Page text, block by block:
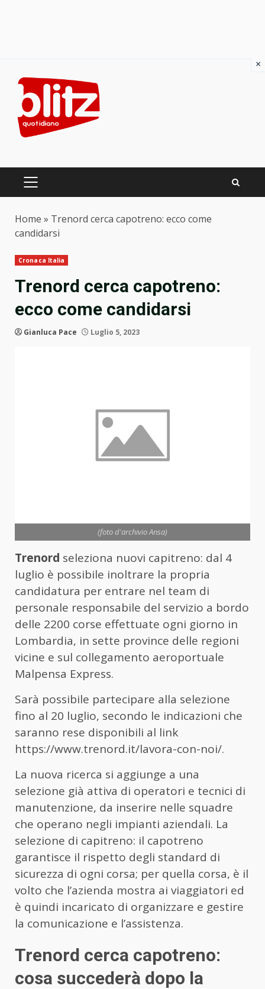
content
PRIMARY
Home » Trenord cerca capotreno: ecco come
candidarsi
Cronaca Italia
Trenord cerca capotreno:
ecco come candidarsi
Gianluca Pace Luglio 5, 2023
(foto d'archivio Ansa)
Trenord seleziona nuovi capitreno: dal 4
luglio è possibile inoltrare la propria
candidatura per entrare nel team di
personale responsabile del servizio a bordo
delle 2200 corse effettuate ogni giorno in
Lombardia, in sette province delle regioni
vicine e sul collegamento aeroportuale
Malpensa Express.
Sarà possibile partecipare alla selezione
fino al 20 luglio, secondo le indicazioni che
saranno rese disponibili al link
https://www.trenord.it/lavora-con-noi/.
La nuova ricerca si aggiunge a una
selezione già attiva di operatori e tecnici di
manutenzione, da inserire nelle squadre
che operano negli impianti aziendali. La
selezione di capitreno: il capotreno
garantisce il rispetto degli standard di
sicurezza di ogni corsa; per quella corsa, è il
volto che l’azienda mostra ai viaggiatori ed
è quindi incaricato di organizzare e gestire
la comunicazione e l’assistenza.
Trenord cerca capotreno:
cosa succederà dopo la
×